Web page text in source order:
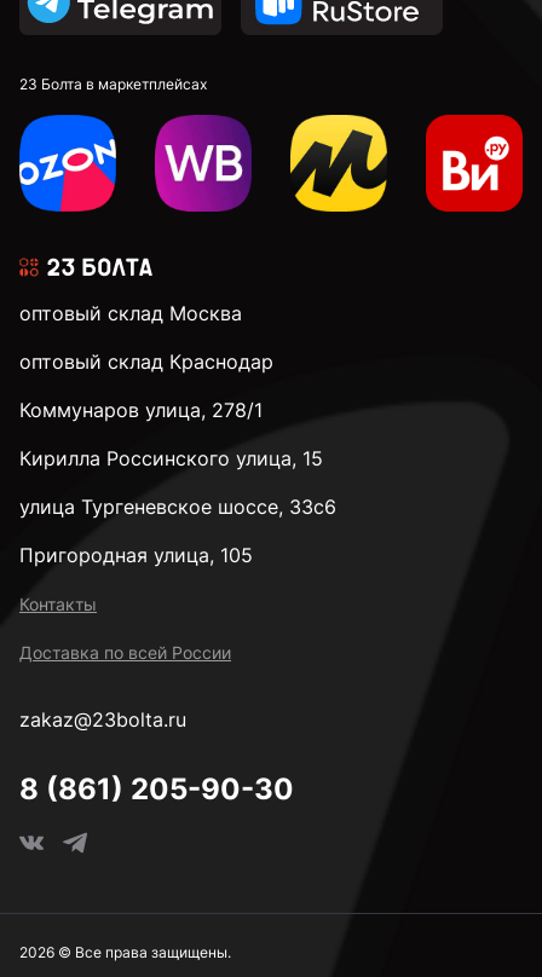
2,9 мм
3 мм
3,3 мм
3,4 мм
3,8 мм
23 Болта в маркетплейсах
оптовый склад Москва
оптовый склад Краснодар
Коммунаров улица, 278/1
Кирилла Россинского улица, 15
улица Тургеневское шоссе, 33с6
Пригородная улица, 105
Контакты
Доставка по всей России
zakaz@23bolta.ru
8 (861) 205-90-30
2026 © Все права защищены.